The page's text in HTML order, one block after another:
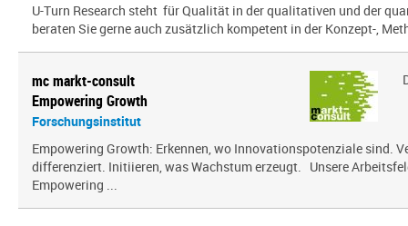
U-Turn Research steht für Qualität in der qualitativen und der
beraten Sie gerne auch zusätzlich kompetent in der Konzept-,
mc markt-consult
Empowering Growth
Forschungsinstitut
Empowering Growth: Erkennen, wo Innovationspotenziale sind.
differenziert. Initiieren, was Wachstum erzeugt. Unsere
Empowering ...